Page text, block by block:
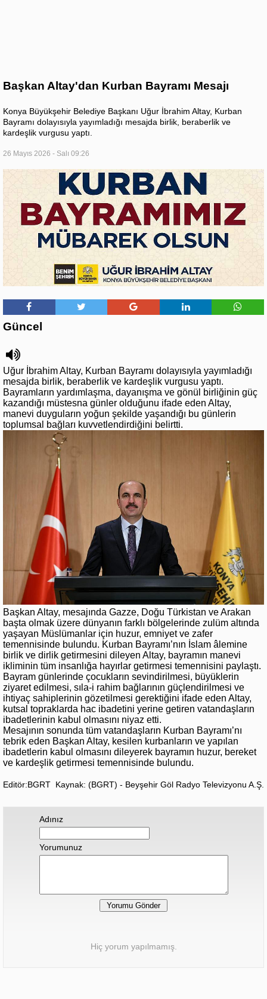
Başkan Altay'dan Kurban Bayramı Mesajı
Konya Büyükşehir Belediye Başkanı Uğur İbrahim Altay, Kurban
Bayramı dolayısıyla yayımladığı mesajda birlik, beraberlik ve
kardeşlik vurgusu yaptı.
26 Mayıs 2026 - Salı 09:26
Güncel
Uğur İbrahim Altay, Kurban Bayramı dolayısıyla yayımladığı
mesajda birlik, beraberlik ve kardeşlik vurgusu yaptı.
Bayramların yardımlaşma, dayanışma ve gönül birliğinin güç
kazandığı müstesna günler olduğunu ifade eden Altay,
manevi duyguların yoğun şekilde yaşandığı bu günlerin
toplumsal bağları kuvvetlendirdiğini belirtti.
Başkan Altay, mesajında Gazze, Doğu Türkistan ve Arakan
başta olmak üzere dünyanın farklı bölgelerinde zulüm altında
yaşayan Müslümanlar için huzur, emniyet ve zafer
temennisinde bulundu. Kurban Bayramı’nın İslam âlemine
birlik ve dirlik getirmesini dileyen Altay, bayramın manevi
ikliminin tüm insanlığa hayırlar getirmesi temennisini paylaştı.
Bayram günlerinde çocukların sevindirilmesi, büyüklerin
ziyaret edilmesi, sıla-i rahim bağlarının güçlendirilmesi ve
ihtiyaç sahiplerinin gözetilmesi gerektiğini ifade eden Altay,
kutsal topraklarda hac ibadetini yerine getiren vatandaşların
ibadetlerinin kabul olmasını niyaz etti.
Mesajının sonunda tüm vatandaşların Kurban Bayramı’nı
tebrik eden Başkan Altay, kesilen kurbanların ve yapılan
ibadetlerin kabul olmasını dileyerek bayramın huzur, bereket
ve kardeşlik getirmesi temennisinde bulundu.
Editör:BGRT Kaynak: (BGRT) - Beyşehir Göl Radyo Televizyonu A.Ş.
Adınız
Yorumunuz
Hiç yorum yapılmamış.